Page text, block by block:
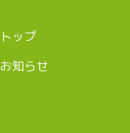
トップ
お知らせ